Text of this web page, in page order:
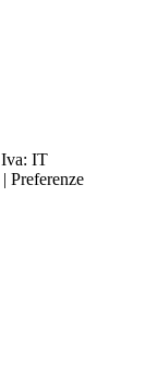
IT
| Preferenze